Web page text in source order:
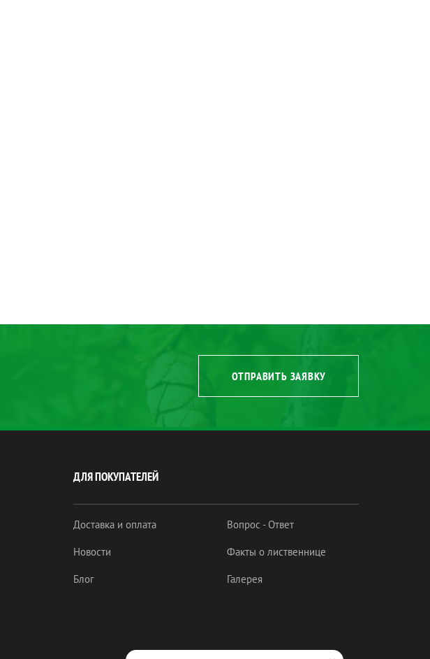
ОТПРАВИТЬ ЗАЯВКУ
ДЛЯ ПОКУПАТЕЛЕЙ
Доставка и оплата
Новости
Блог
Вопрос - Ответ
Факты о лиственнице
Галерея